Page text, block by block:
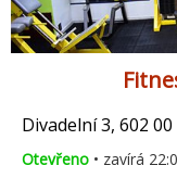
Divadelní 3, 602
Otevřeno • zavírá